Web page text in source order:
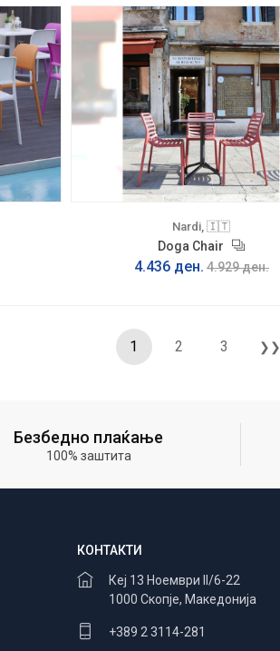
Nardi, 🇮🇹
Doga Chair
4.436 ден. 4.929 ден.
1 2 3 ❯❯
Безбедно плаќање
100% заштита
КОНТАКТИ
Кеј 13 Ноември II/6-22
1000 Скопје, Македонија
+389 2 3114-281